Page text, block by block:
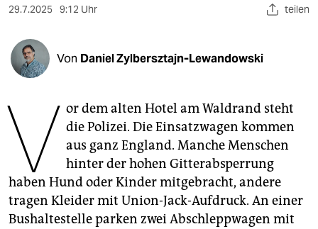
genossenschaft
epaper login
29.7.2025 9:12 Uhr teilen
Von Daniel Zylbersztajn-Lewandowski
V or dem alten Hotel am Waldrand steht
die Polizei. Die Einsatzwagen kommen
aus ganz England. Manche Menschen
hinter der hohen Gitterabsperrung
haben Hund oder Kinder mitgebracht, andere
tragen Kleider mit Union-Jack-Aufdruck. An einer
Bushaltestelle parken zwei Abschleppwagen mit